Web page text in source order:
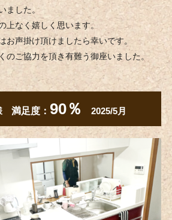
ました。
上なく嬉しく思います。
お声掛け頂けましたら幸いです。
のご協力を頂き有難う御座いました。
満足度： 90％ 2025/5月